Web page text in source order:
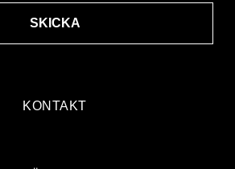
KONTAKT
SKICKA